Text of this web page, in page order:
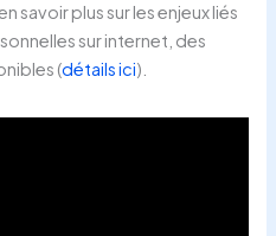
savoir plus sur les enjeux liés
sur internet, des
(détails ici).